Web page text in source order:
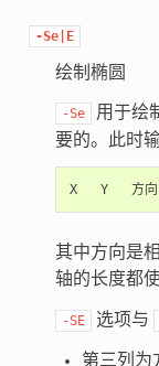
-Se|E
绘制椭圆
-Se 用于绘
要的。此时
其中方向是
轴的长度都
-SE 选项与
第三列为